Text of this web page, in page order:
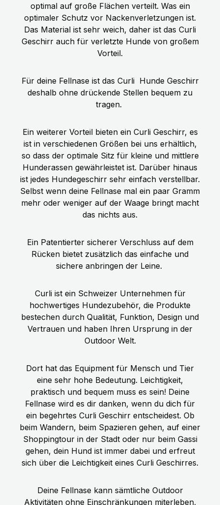
optimal auf große Flächen verteilt. Was ein
optimaler Schutz vor Nackenverletzungen ist.
Das Material ist sehr weich, daher ist das Curli
Geschirr auch für verletzte Hunde von großem
Vorteil.
Für deine Fellnase ist das Curli Hunde Geschirr
deshalb ohne drückende Stellen bequem zu
tragen.
Ein weiterer Vorteil bieten ein Curli Geschirr, es
ist in verschiedenen Größen bei uns erhältlich,
so dass der optimale Sitz für kleine und mittlere
Hunderassen gewährleistet ist. Darüber hinaus
ist jedes Hundegeschirr sehr einfach verstellbar.
Selbst wenn deine Fellnase mal ein paar Gramm
mehr oder weniger auf der Waage bringt macht
das nichts aus.
Ein Patentierter sicherer Verschluss auf dem
Rücken bietet zusätzlich das einfache und
sichere anbringen der Leine.
Curli ist ein Schweizer Unternehmen für
hochwertiges Hundezubehör, die Produkte
bestechen durch Qualität, Funktion, Design und
Vertrauen und haben Ihren Ursprung in der
Outdoor Welt.
Dort hat das Equipment für Mensch und Tier
eine sehr hohe Bedeutung. Leichtigkeit,
praktisch und bequem muss es sein! Deine
Fellnase wird es dir danken, wenn du dich für
ein begehrtes Curli Geschirr entscheidest. Ob
beim Wandern, beim Spazieren gehen, auf einer
Shoppingtour in der Stadt oder nur beim Gassi
gehen, dein Hund ist immer dabei und erfreut
sich über die Leichtigkeit eines Curli Geschirres.
Deine Fellnase kann sämtliche Outdoor
Aktivitäten ohne Einschränkungen miterleben,